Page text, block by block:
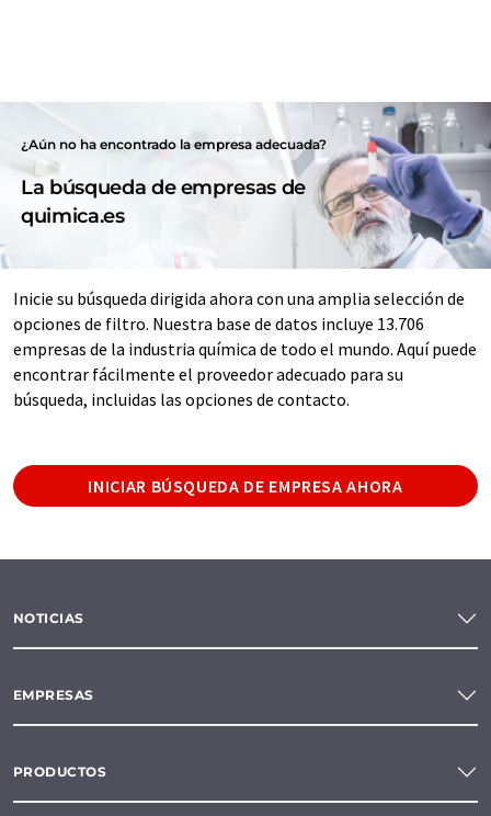
¿Aún no ha encontrado la empresa adecuada?
La búsqueda de empresas de
quimica.es
Inicie su búsqueda dirigida ahora con una amplia selección de
opciones de filtro. Nuestra base de datos incluye 13.706
empresas de la industria química de todo el mundo. Aquí puede
encontrar fácilmente el proveedor adecuado para su
búsqueda, incluidas las opciones de contacto.
INICIAR BÚSQUEDA DE EMPRESA AHORA
NOTICIAS
EMPRESAS
PRODUCTOS